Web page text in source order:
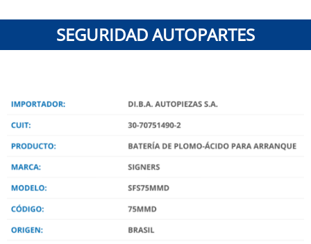
SEGURIDAD AUTOPARTES